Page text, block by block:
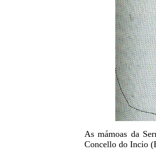
As mámoas da
Concello do Incio